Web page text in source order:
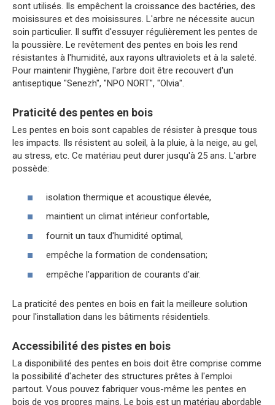
sont utilisés. Ils empêchent la croissance des bactéries, des
moisissures et des moisissures. L'arbre ne nécessite aucun
soin particulier. Il suffit d'essuyer régulièrement les pentes de
la poussière. Le revêtement des pentes en bois les rend
résistantes à l'humidité, aux rayons ultraviolets et à la saleté.
Pour maintenir l'hygiène, l'arbre doit être recouvert d'un
antiseptique "Senezh", "NPO NORT", "Olvia".
Praticité des pentes en bois
Les pentes en bois sont capables de résister à presque tous
les impacts. Ils résistent au soleil, à la pluie, à la neige, au gel,
au stress, etc. Ce matériau peut durer jusqu'à 25 ans. L'arbre
possède:
isolation thermique et acoustique élevée,
maintient un climat intérieur confortable,
fournit un taux d'humidité optimal,
empêche la formation de condensation;
empêche l'apparition de courants d'air.
La praticité des pentes en bois en fait la meilleure solution
pour l'installation dans les bâtiments résidentiels.
Accessibilité des pistes en bois
La disponibilité des pentes en bois doit être comprise comme
la possibilité d'acheter des structures prêtes à l'emploi
partout. Vous pouvez fabriquer vous-même les pentes en
bois de vos propres mains. Le bois est un matériau abordable